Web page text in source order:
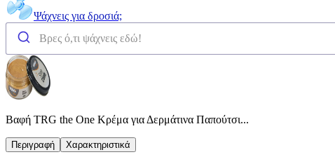
Ψάχνεις για δροσιά;
Βαφή TRG the One Κρέμα για Δερμάτινα Παπούτσι...
Περιγραφή Χαρακτηριστικά